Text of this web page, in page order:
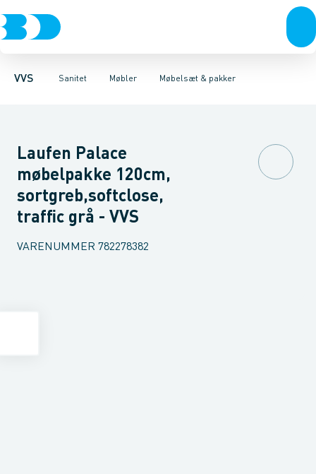
VVS Sanitet
Rør & fittingsPressfittings & rørKuglehaner & ventiler
Møbler
Toiletter, sæder og cisterner VaskeArmaturer
Møbelsæt & pakker
Møbelsæt & pakkerUnderskabeHøjskabeOverskabe
Laufen Palace
møbelpakke 120cm,
sortgreb,softclose,
traffic grå - VVS
VARENUMMER 782278382